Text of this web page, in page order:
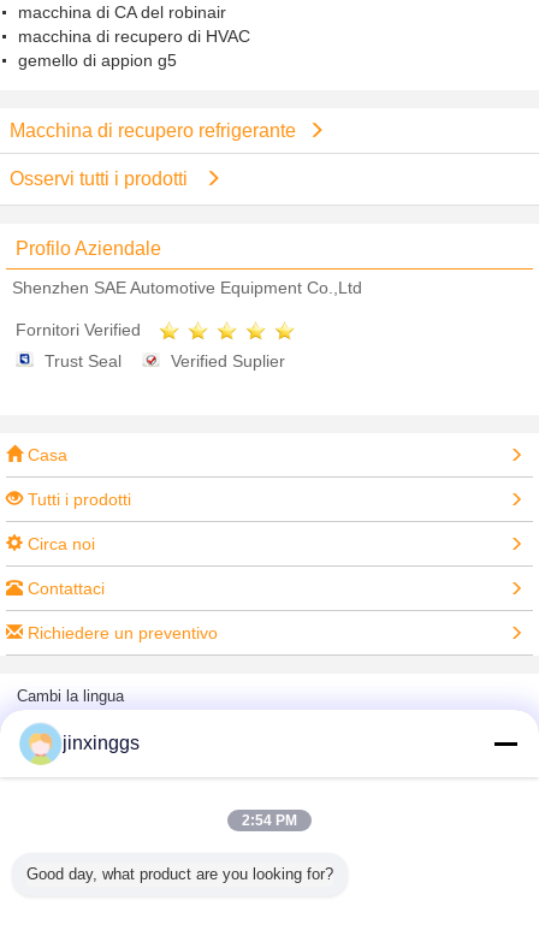
macchina di CA del robinair
macchina di recupero di HVAC
gemello di appion g5
Macchina di recupero refrigerante
Osservi tutti i prodotti
Profilo Aziendale
Shenzhen SAE Automotive Equipment Co.,Ltd
Fornitori Verified
Trust Seal
Verified Suplier
Casa
Tutti i prodotti
Circa noi
Contattaci
Richiedere un preventivo
Cambi la lingua
Sito pieno
All rights reserved.
jinxinggs
2:54 PM
Good day, what product are you looking for?